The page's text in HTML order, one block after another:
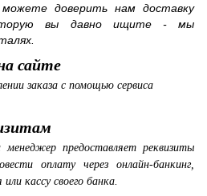
доверить нам доставку
вы давно ищите - мы
сайте
заказа с помощью сервиса
предоставляет реквизиты
оплату через онлайн-банкинг,
кассу своего банка.